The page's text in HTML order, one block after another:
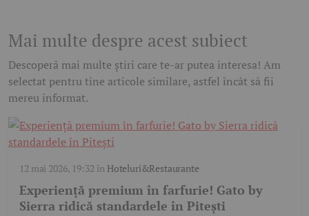
Mai multe despre acest subiect
Descoperă mai multe știri care te-ar putea interesa! Am
selectat pentru tine articole similare, astfel încât să fii
mereu informat.
12 mai 2026, 19:32 în Hoteluri&Restaurante
Experiență premium în farfurie! Gato by
Sierra ridică standardele în Pitești